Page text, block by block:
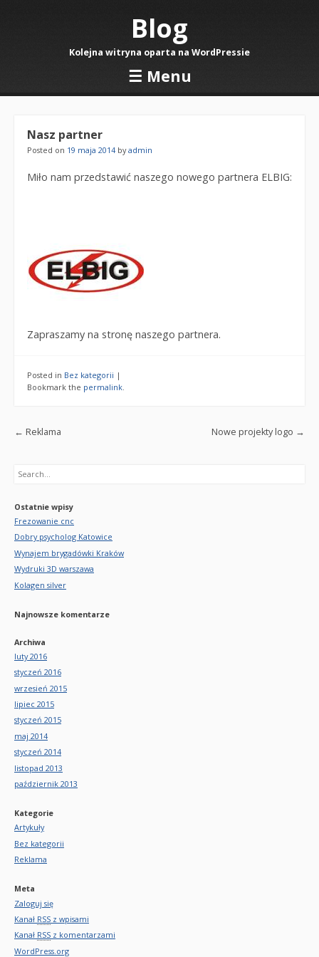
Blog
Kolejna witryna oparta na WordPressie
☰ Menu
Skip to content
Nasz partner
Posted on 19 maja 2014 byadmin
Miło nam przedstawić naszego nowego partnera ELBIG:
Zapraszamy na stronę naszego partnera.
Posted in Bez kategorii |
Bookmark the permalink
Post navigation
← Reklama Nowe projekty logo →
Search
Ostatnie wpisy
Frezowanie cnc
Dobry psycholog Katowice
Wynajem brygadówki Kraków
Wydruki 3D warszawa
Kolagen silver
Najnowsze komentarze
Archiwa
luty 2016
styczeń 2016
wrzesień 2015
lipiec 2015
styczeń 2015
maj 2014
styczeń 2014
listopad 2013
październik 2013
Kategorie
Artykuły
Bez kategorii
Reklama
Meta
Zaloguj się
Kanał RSS z wpisami
Kanał RSS z komentarzami
WordPress.org